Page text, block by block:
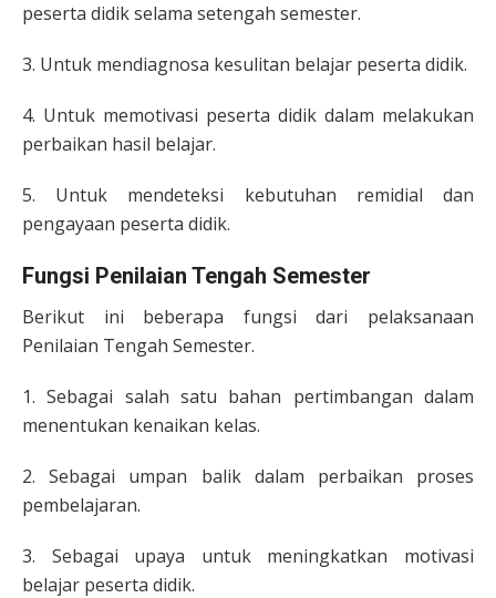
peserta didik selama setengah semester.
3. Untuk mendiagnosa kesulitan belajar peserta didik.
4. Untuk memotivasi peserta didik dalam melakukan
perbaikan hasil belajar.
5. Untuk mendeteksi kebutuhan remidial dan
pengayaan peserta didik.
Fungsi Penilaian Tengah Semester
Berikut ini beberapa fungsi dari pelaksanaan
Penilaian Tengah Semester.
1. Sebagai salah satu bahan pertimbangan dalam
menentukan kenaikan kelas.
2. Sebagai umpan balik dalam perbaikan proses
pembelajaran.
3. Sebagai upaya untuk meningkatkan motivasi
belajar peserta didik.